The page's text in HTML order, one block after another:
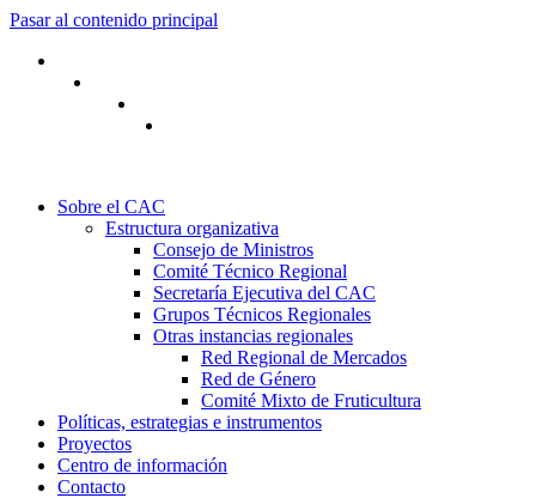
Pasar al contenido principal
Sobre el CAC
Estructura organizativa
Consejo de Ministros
Comité Técnico Regional
Secretaría Ejecutiva del CAC
Grupos Técnicos Regionales
Otras instancias regionales
Red Regional de Mercados
Red de Género
Comité Mixto de Fruticultura
Políticas, estrategias e instrumentos
Proyectos
Centro de información
Contacto